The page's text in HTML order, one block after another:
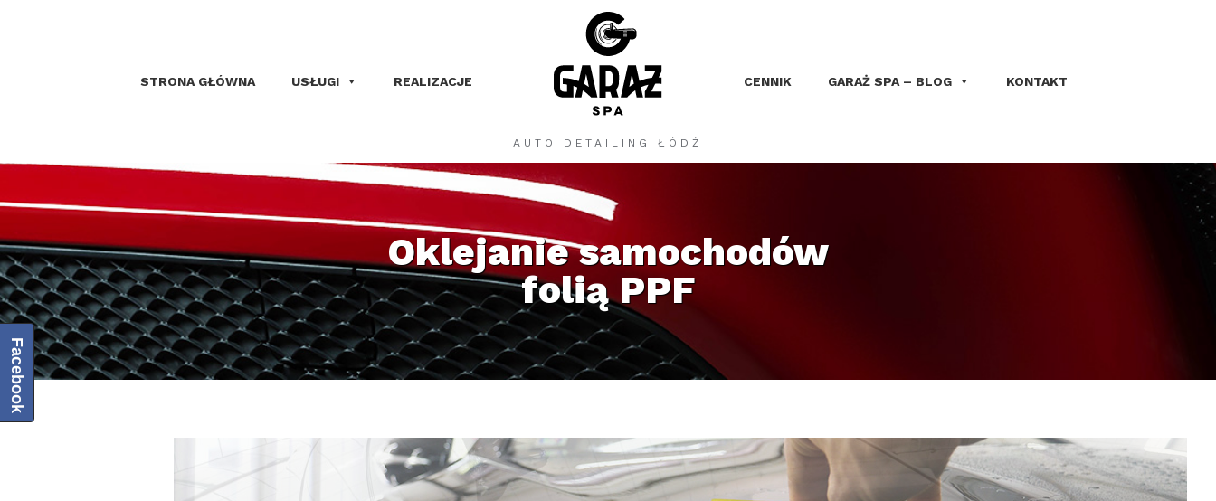
STRONA GŁÓWNA USŁUGI REALIZACJE
AUTO DETAILING ŁÓDŹ
CENNIK GARAŻ SPA – BLOG KONTAKT
Oklejanie samochodów
folią PPF
Facebook